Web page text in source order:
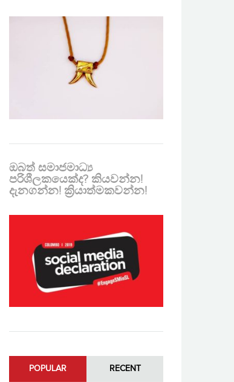
ඔබත් සමාජමාධ්‍ය
පරිශීලකයෙක්ද? කියවන්න!
දැනගන්න! ක්‍රියාත්මකවන්න!
POPULAR RECENT